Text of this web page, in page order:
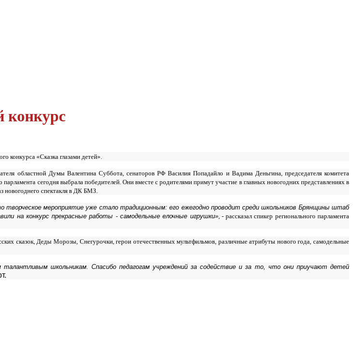
конкурс
конкурса «Сказка глазами детей».
областной Думы Валентина Суббота, сенаторов РФ Василия Попадайло и Вадима Деньгина, председателя комитета
сегодня выбрала победителей. Они вместе с родителями примут участие в главных новогодних представлениях в
новогоднего спектакля в ДК БМЗ.
творческое мероприятие уже стало традиционным: его ежегодно проводит среди школьников Брянщины штаб
на конкурс прекрасные работы - самодельные елочные игрушки», - рассказал спикер регионального парламента
сказок, Деды Морозы, Снегурочки, герои отечественных мультфильмов, различные атрибуты нового года, самодельные
школьникам. Спасибо педагогам учреждений за содействие и за то, что они приучают детей